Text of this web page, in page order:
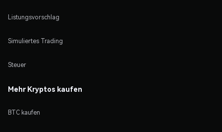
Listungsvorschlag
Simuliertes Trading
Steuer
Mehr Kryptos kaufen
BTC kaufen